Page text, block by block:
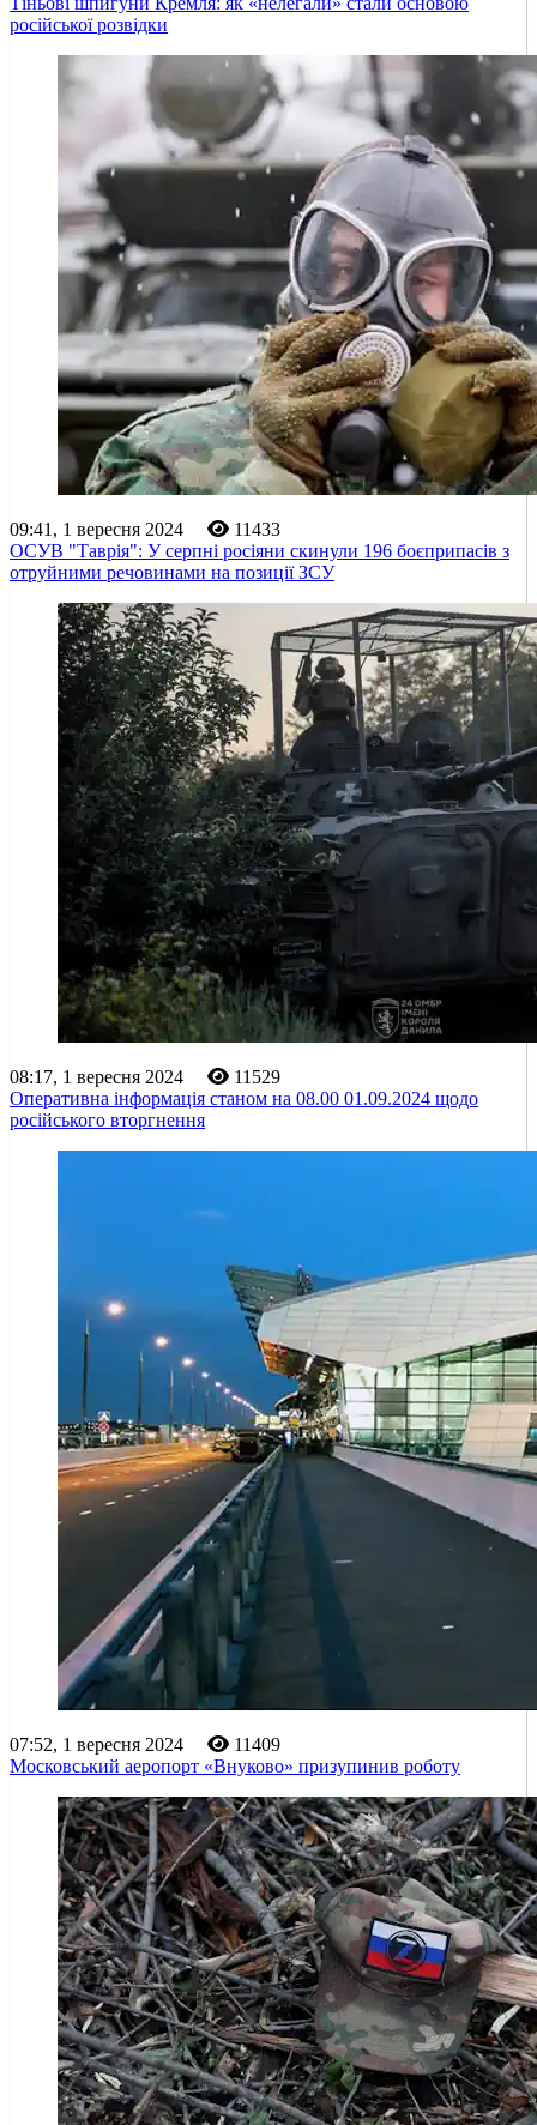
російської розвідки
09:41, 1 вересня 2024
11433
ОСУВ "Таврія": У серпні росіяни скинули 196 боєприпасів з
отруйними речовинами на позиції ЗСУ
08:17, 1 вересня 2024
11529
Оперативна інформація станом на 08.00 01.09.2024 щодо
російського вторгнення
07:52, 1 вересня 2024
11409
Московський аеропорт «Внуково» призупинив роботу